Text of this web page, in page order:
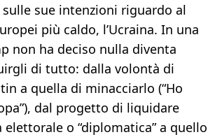
sue intenzioni riguardo al
più caldo, l’Ucraina. In una
non ha deciso nulla diventa
di tutto: dalla volontà di
a quella di minacciarlo (“Ho
dal progetto di liquidare
elettorale o “diplomatica” a quello